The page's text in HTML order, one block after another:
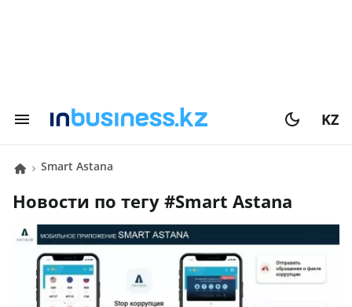
KZ
Smart Astana
Новости по тегу # Smart Astana